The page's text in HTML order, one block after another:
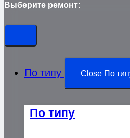
Выберите ремонт:
По типу Close По
По типу